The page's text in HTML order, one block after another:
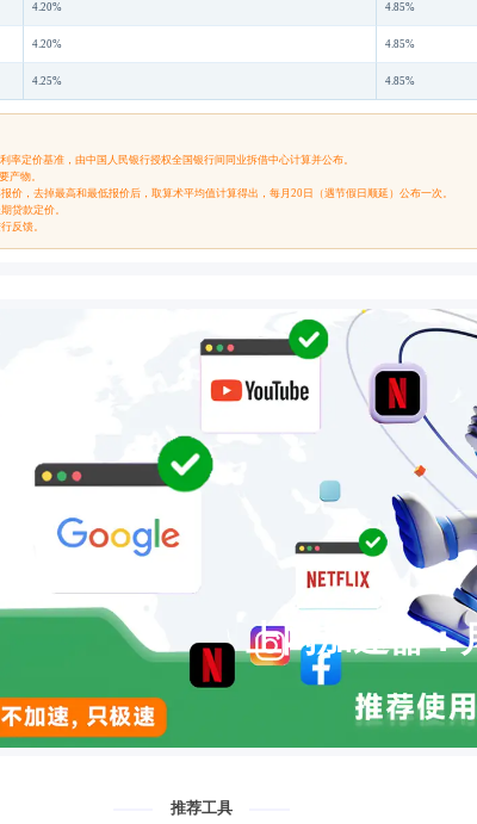
4.20% 4.85%
4.20% 4.85%
4.25% 4.85%
率定价基准，由中国人民银行授权全国银行间同业拆借中心计算并公布。
产物。
价，去掉最高和最低报价后，取算术平均值计算得出，每月20日（遇节假日顺延）公布一次。
贷款定价。
反馈。
上网加速器：
推荐工具